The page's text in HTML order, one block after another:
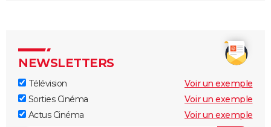
NEWSLETTERS
Télévision
Voir un exemple
Sorties Cinéma
Voir un exemple
Actus Cinéma
Voir un exemple